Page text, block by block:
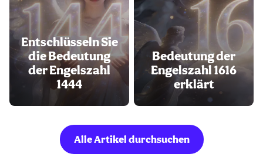
Entschlüsseln Sie
die Bedeutung
der Engelszahl
1444
Bedeutung der
Engelszahl 1616
erklärt
Alle Artikel durchsuchen